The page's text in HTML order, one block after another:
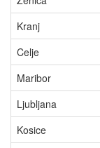
Kranj
Celje
Maribor
Ljubljana
Kosice